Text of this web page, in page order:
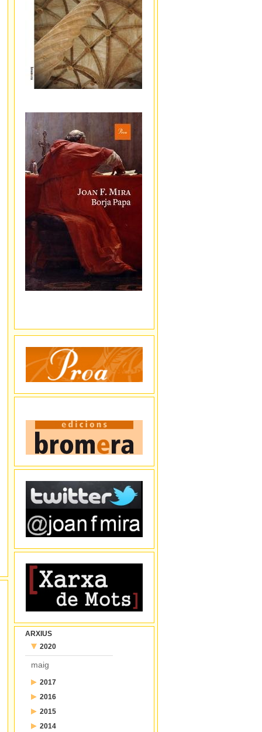
ARXIUS
2020
maig
2017
juliol2016
desembre
2015
desembre
2014